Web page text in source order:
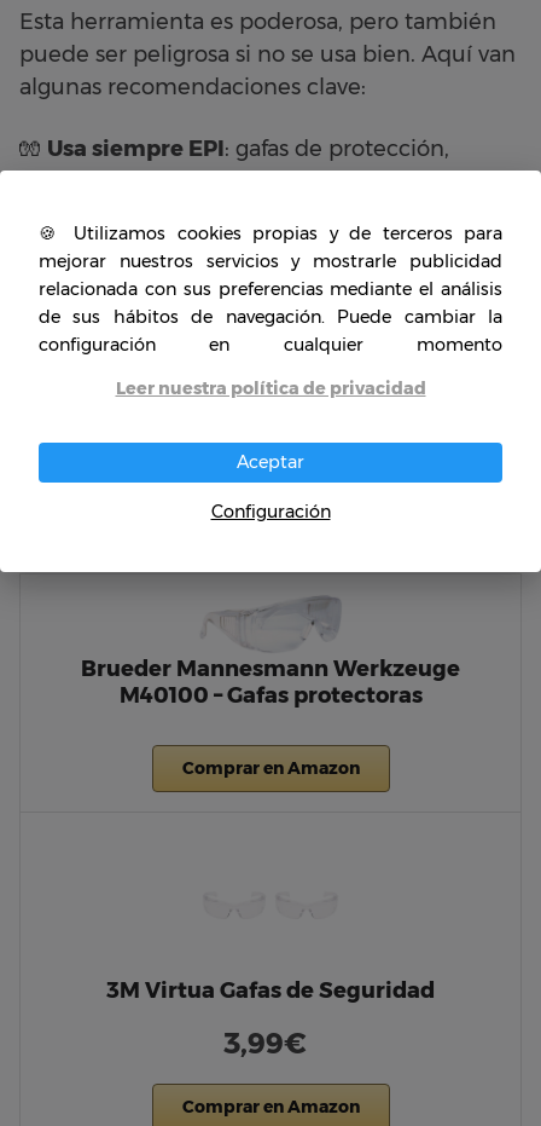
Esta herramienta es poderosa, pero también
puede ser peligrosa si no se usa bien. Aquí van
algunas recomendaciones clave:
🧤 Usa siempre EPI: gafas de protección,
herramienta la que haga el trabajo, evita
presionar demasiado.
Verifica el disco antes de usar: asegúrate de
que esté bien ajustado y no esté dañado.
Evita trabajar con la herramienta húmeda
conectada a la corriente.
Brueder Mannesmann Werkzeuge
M40100 – Gafas protectoras
Comprar en Amazon
3M Virtua Gafas de Seguridad
3,99€
Comprar en Amazon
🍪 Utilizamos cookies propias y de terceros para
mejorar nuestros servicios y mostrarle publicidad
relacionada con sus preferencias mediante el análisis
de sus hábitos de navegación. Puede cambiar la
configuración en cualquier momento
Leer nuestra política de privacidad
Aceptar
Configuración